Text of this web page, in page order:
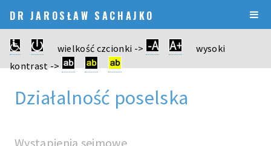
DR JAROSŁAW SACHAJKO
wielkość czcionki ->
wysoki
kontrast ->
Działalność poselska
Wystąpienia sejmowe